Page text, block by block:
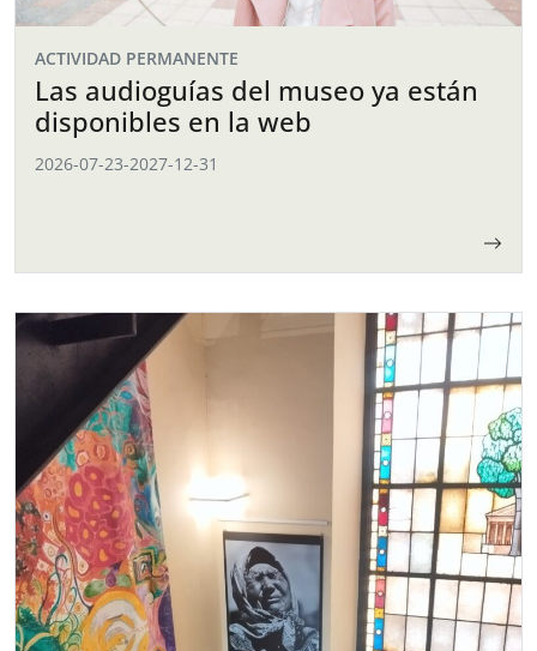
ACTIVIDAD PERMANENTE
Las audioguías del museo ya están
disponibles en la web
2026-07-23-2027-12-31